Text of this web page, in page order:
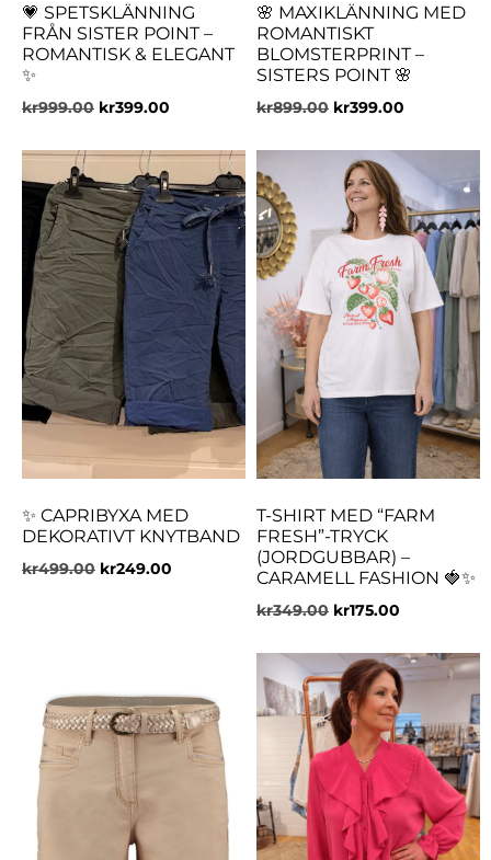
💗 SPETSKLÄNNING
FRÅN SISTER POINT –
ROMANTISK & ELEGANT
✨
kr999.00 kr399.00
🌸 MAXIKLÄNNING MED
ROMANTISKT
BLOMSTERPRINT –
SISTERS POINT 🌸
kr899.00 kr399.00
✨ CAPRIBYXA MED
DEKORATIVT KNYTBAND
kr499.00 kr249.00
T-SHIRT MED “FARM
FRESH”-TRYCK
(JORDGUBBAR) –
CARAMELL FASHION 🍓✨
kr349.00 kr175.00